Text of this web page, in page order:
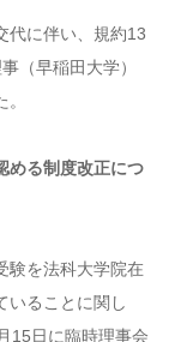
代に伴い、規約13
（早稲田大学）
める制度改正につ
験を法科大学院在
いることに関し
15日に臨時理事会